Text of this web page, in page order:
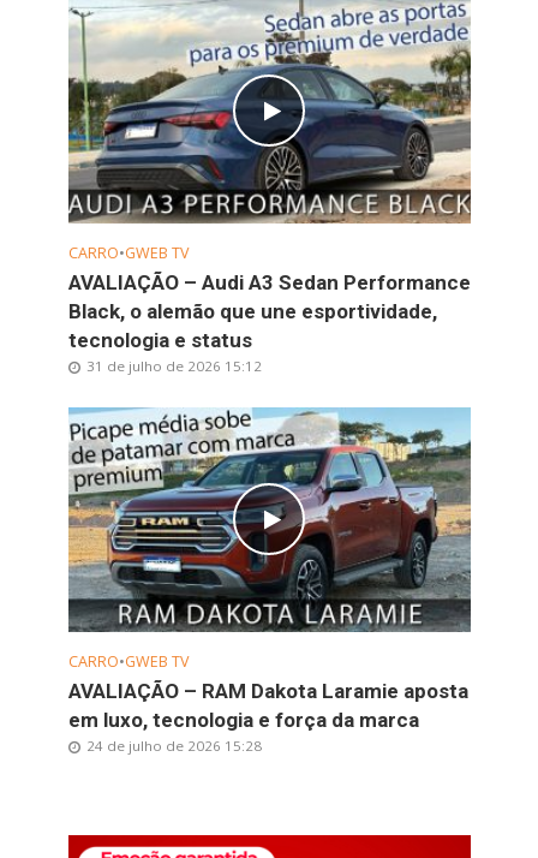
CARRO•GWEB TV
AVALIAÇÃO – Audi A3 Sedan Performance
Black, o alemão que une esportividade,
tecnologia e status
31 de julho de 2026 15:12
CARRO•GWEB TV
AVALIAÇÃO – RAM Dakota Laramie aposta
em luxo, tecnologia e força da marca
24 de julho de 2026 15:28